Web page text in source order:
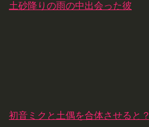
土砂降りの雨の中出会った彼
初音ミクと土偶を合体させると？